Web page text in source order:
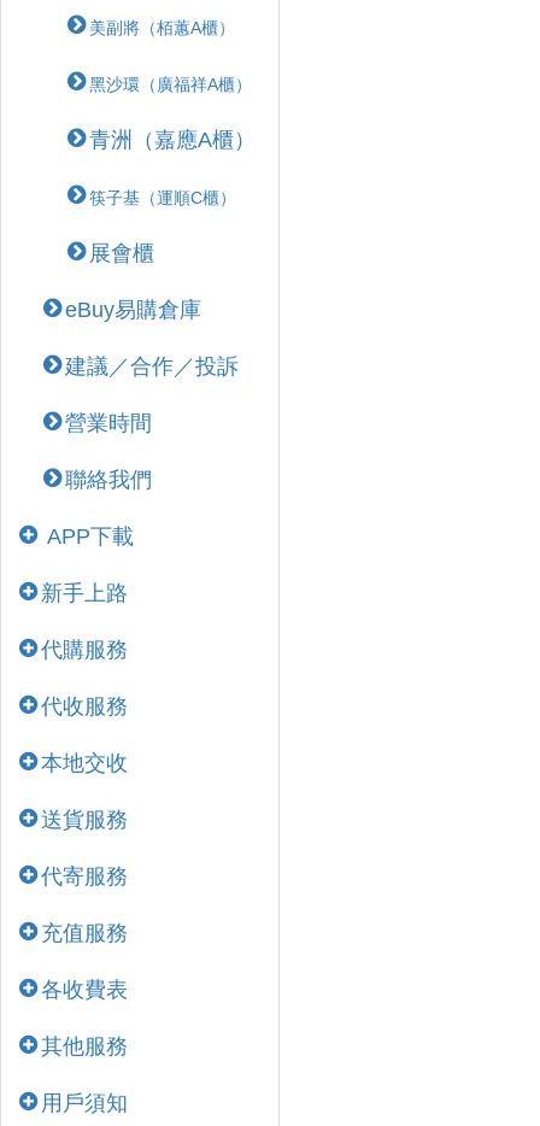
美副將（栢蕙A櫃）
黑沙環（廣福祥A櫃）
青洲（嘉應A櫃）
筷子基（運順C櫃）
展會櫃
eBuy易購倉庫
建議／合作／投訴
營業時間
聯絡我們
APP下載
新手上路
代購服務
代收服務
本地交收
送貨服務
代寄服務
充值服務
各收費表
其他服務
用戶須知